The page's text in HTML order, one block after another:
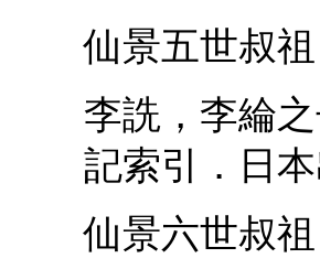
仙景五世叔祖
李詵，李綸
記索引．日
仙景六世叔祖